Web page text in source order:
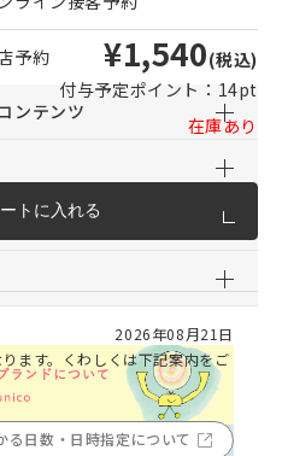
予約
ンテンツ
¥1,540(税込)
付与予定ポイント： 14pt
在庫あり
トに入れる
2026年08月21日
ます。くわしくは下記案内をご
る日数・日時指定について